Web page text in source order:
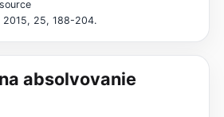
2015, 25, 188-204.
absolvovanie